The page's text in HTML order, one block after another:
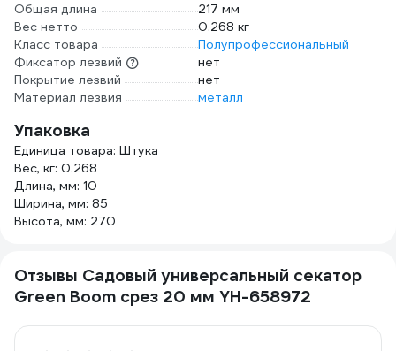
Общая длина
217 мм
Вес нетто
0.268 кг
Класс товара
Полупрофессиональный
Фиксатор лезвий
нет
Покрытие лезвий
нет
Материал лезвия
металл
Упаковка
Единица товара: Штука
Вес, кг: 0.268
Длина, мм: 10
Ширина, мм: 85
Высота, мм: 270
Отзывы Садовый универсальный секатор
Green Boom срез 20 мм YH-658972